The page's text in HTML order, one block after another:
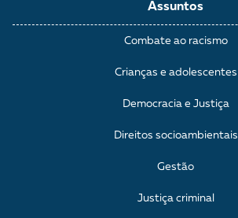
Assuntos
Combate ao racismo
Crianças e adolescentes
Democracia e Justiça
Direitos socioambientais
Gestão
Justiça criminal